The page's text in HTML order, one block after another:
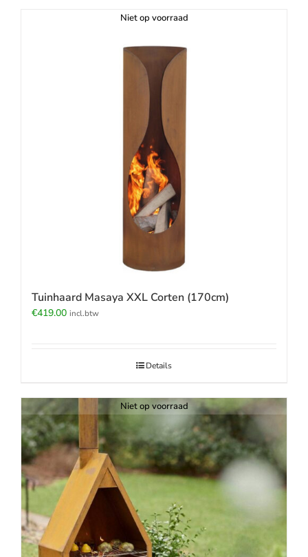
Niet op voorraad
Tuinhaard Masaya XXL Corten (170cm)
€419.00 incl.btw
Details
Niet op voorraad